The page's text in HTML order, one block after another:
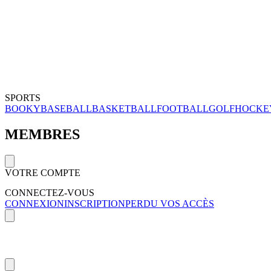
SPORTS
BOOKYBASEBALLBASKETBALLFOOTBALLGOLF
MEMBRES
VOTRE COMPTE
CONNECTEZ-VOUS
CONNEXIONINSCRIPTIONPERDU VOS ACCÈS